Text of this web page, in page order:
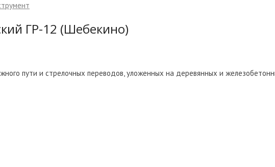
ГР-12 (Шебекино)
пути и стрелочных переводов, уложенных на деревянных и